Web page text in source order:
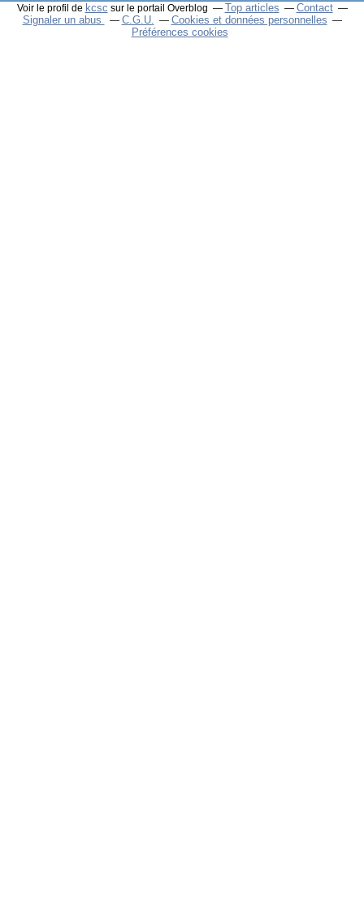
Voir le profil de kcsc sur le portail Overblog Top articles
Contact
Signaler un abus
C.G.U.
Cookies et données personnelles
Préférences cookies